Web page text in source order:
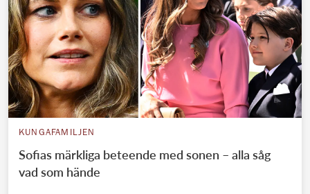
KUNGAFAMILJEN
Sofias märkliga beteende med sonen – alla såg
vad som hände